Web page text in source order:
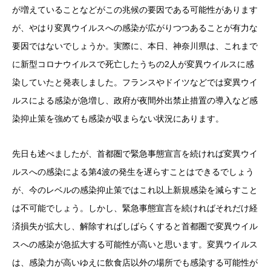
が増えていることなどがこの兆候の要因である可能性があります
が、やはり変異ウイルスへの感染が広がりつつあることが有力な
要因ではないでしょうか。実際に、本日、神奈川県は、これまで
に新型コロナウイルスで死亡したうちの2人が変異ウイルスに感
染していたと発表しました。フランスやドイツなどでは変異ウイ
ルスによる感染が急増し、政府が夜間外出禁止措置の導入など感
染抑止策を強めても感染が収まらない状況にあります。
先日も述べましたが、首都圏で緊急事態宣言を続ければ変異ウイ
ルスへの感染による第4波の発生を遅らすことはできるでしょう
が、今のレベルの感染抑止策ではこれ以上新規感染を減らすこと
は不可能でしょう。しかし、緊急事態宣言を続ければそれだけ経
済損失が拡大し、解除すればしばらくすると首都圏で変異ウイル
スへの感染が急拡大する可能性が高いと思います。変異ウイルス
は、感染力が高いゆえに飲食店以外の場所でも感染する可能性が